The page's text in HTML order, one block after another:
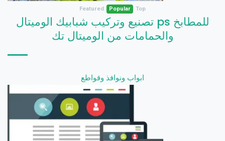
Featured Popular Top
تصنيع وتركيب شبابيك الوميتال ps للمطابخ
والحمامات من الوميتال تك
ابواب ونوافذ وقواطع